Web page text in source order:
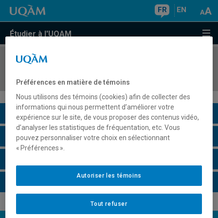
FR EN
Étudier à l'UQAM
COURS//
Description du cours
Horaire - Été 2026
Préférences en matière de témoins
Nous utilisons des témoins (cookies) afin de collecter des
informations qui nous permettent d’améliorer votre
expérience sur le site, de vous proposer des contenus vidéo,
d’analyser les statistiques de fréquentation, etc. Vous
pouvez personnaliser votre choix en sélectionnant
« Préférences ».
Tout refuser
Autoriser les témoins